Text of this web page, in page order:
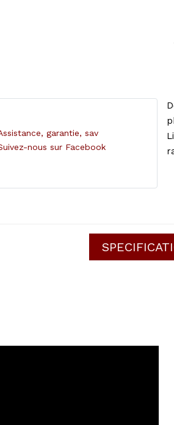
garantie, sav
nous sur Facebook